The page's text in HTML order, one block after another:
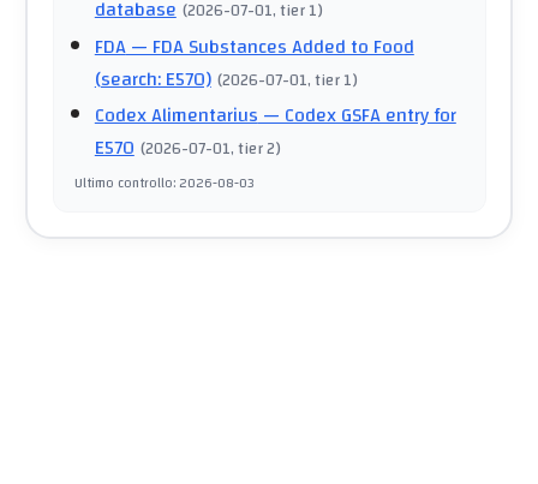
database (2026-07-01, tier 1)
FDA— FDA Substances Added to Food
(search: E570) (2026-07-01, tier 1)
Codex Alimentarius— Codex GSFA entry for
E570 (2026-07-01, tier 2)
Ultimo controllo:2026-08-03